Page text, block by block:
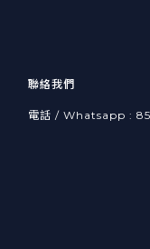
聯絡我們
電話 / Whatsapp :